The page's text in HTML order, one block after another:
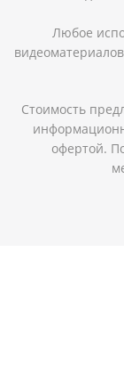
Любое
Стоимость
офертой.